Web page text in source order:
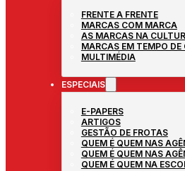
FRENTE A FRENTE
MARCAS COM MARCA
AS MARCAS NA
MARCAS EM TEMPO DE
MULTIMÉDIA
ESPECIAIS
E-PAPERS
ARTIGOS
GESTÃO DE FROTAS
QUEM É QUEM NAS
QUEM É QUEM NAS
QUEM É QUEM NA